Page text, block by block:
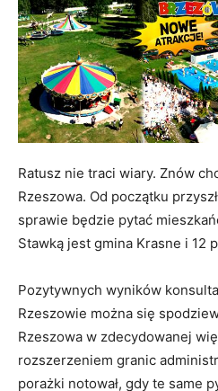
Ratusz nie traci wiary. Znów
Rzeszowa. Od początku
sprawie będzie pytać
Stawką jest gmina Krasne i 12
Pozytywnych wyników
Rzeszowie można się
Rzeszowa w zdecydowanej
rozszerzeniem granic
porażki notował, gdy te same